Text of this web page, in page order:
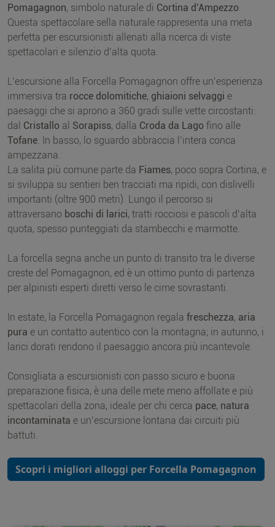
Pomagagnon, simbolo naturale di Cortina d’Ampezzo.
Questa spettacolare sella naturale rappresenta una meta
perfetta per escursionisti allenati alla ricerca di viste
spettacolari e silenzio d’alta quota.
L’escursione alla Forcella Pomagagnon offre un’esperienza
immersiva tra rocce dolomitiche, ghiaioni selvaggi e
paesaggi che si aprono a 360 gradi sulle vette circostanti:
dal Cristallo al Sorapiss, dalla Croda da Lago fino alle
Tofane. In basso, lo sguardo abbraccia l’intera conca
ampezzana.
La salita più comune parte da Fiames, poco sopra Cortina, e
si sviluppa su sentieri ben tracciati ma ripidi, con dislivelli
importanti (oltre 900 metri). Lungo il percorso si
attraversano boschi di larici, tratti rocciosi e pascoli d’alta
quota, spesso punteggiati da stambecchi e marmotte.
La forcella segna anche un punto di transito tra le diverse
creste del Pomagagnon, ed è un ottimo punto di partenza
per alpinisti esperti diretti verso le cime sovrastanti.
In estate, la Forcella Pomagagnon regala freschezza, aria
pura e un contatto autentico con la montagna; in autunno, i
larici dorati rendono il paesaggio ancora più incantevole.
Consigliata a escursionisti con passo sicuro e buona
preparazione fisica, è una delle mete meno affollate e più
spettacolari della zona, ideale per chi cerca pace, natura
incontaminata e un’escursione lontana dai circuiti più
battuti.
Scopri i migliori alloggi per Forcella Pomagagnon